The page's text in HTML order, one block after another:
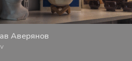
Аверянов